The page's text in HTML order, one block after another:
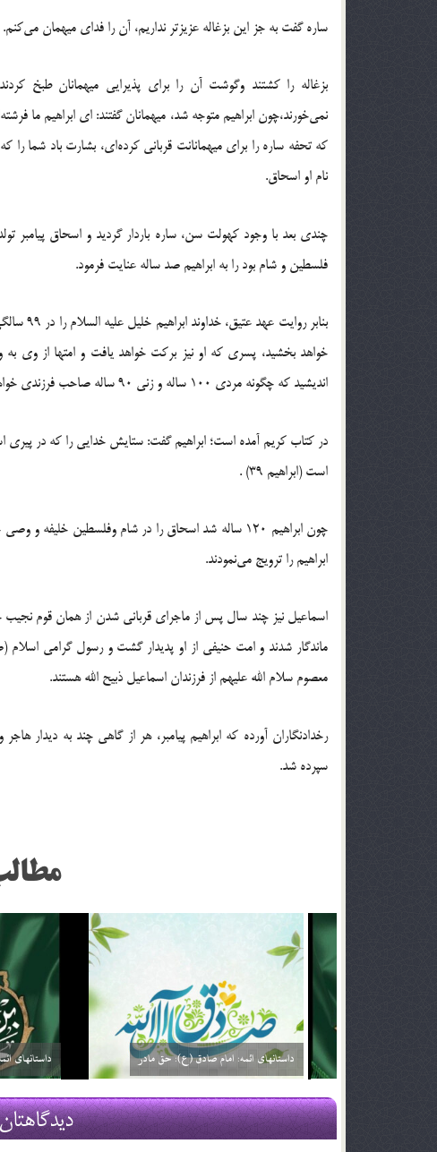
ساره گفت به جز اين بزغاله عزيزتر نداريم، آن را فداي ميهمان مي‌کنم.
بزغاله را کشتند وگوشت آن را براي پذيرايي ميهمانان طبخ
نمي‌خورند،چون ابراهيم متوجه شد، ميهمانان گفتند: اي ابراهيم ما
که تحفه ساره را براي ميهمانانت قرباني کرده‌اي، بشارت باد شما را
نام او اسحاق.
چندي بعد با وجود کهولت سن، ساره باردار گرديد و اسحاق پيامبر
فلسطين و شام بود را به ابراهيم صد ساله عنايت فرمود.
بنابر
خواهد بخشيد، پسري‌ كه‌ او نيز بركت‌ خواهد يافت‌ و امتها از وي‌ به‌
انديشيد كه‌ چگونه‌ مردي‌ 100 ساله‌ و زني‌ 90 ساله‌ صاحب‌ فرزندي‌ خواهند شد.
در کتاب کريم آمده است؛ ابراهيم گفت: ستايش خدايي را که در پيري
است (ابراهيم 39) .
چون ابراهيم 120 ساله شد اسحاق را در شام وفلسطين
ابراهيم را ترويج مي‌نمودند.
اسماعيل نيز چند سال پس از ماجراي قرباني شدن از همان قوم نجيب
ماندگار شدند و امت حنيفي از او پديدار گشت و رسول گرامي اسلام
معصوم سلام الله عليهم از فرزندان اسماعيل ذبيح الله هستند.
رخدادنگاران آورده که ابراهيم پيامبر، هر از گاهي چند به ديدار
سپرده شد.
داستانهای ائمه: امام صادق (ع): خیارفروش
29 اسفند 03
داستان های ائمه:
29 اسفند 03